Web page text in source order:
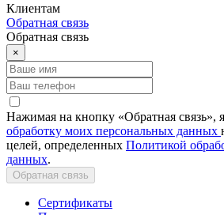
Клиентам
Обратная связь
Обратная связь
×
Нажимая на кнопку «Обратная связь»,
обработку моих персональных данных
целей, определенных Политикой
данных.
Обратная связь
Сертификаты